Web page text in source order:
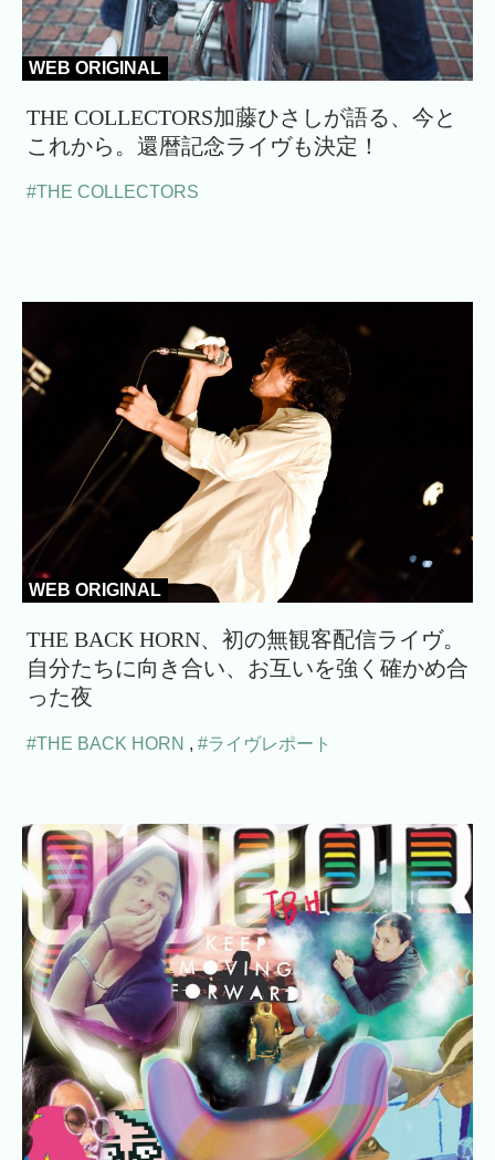
WEB ORIGINAL
THE COLLECTORS加藤ひさしが語る、今と
これから。還暦記念ライヴも決定！
#THE COLLECTORS
WEB ORIGINAL
THE BACK HORN、初の無観客配信ライヴ。
自分たちに向き合い、お互いを強く確かめ合
った夜
#THE BACK HORN , #ライヴレポート